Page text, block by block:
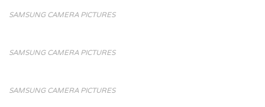
SAMSUNG CAMERA PICTURES
SAMSUNG CAMERA PICTURES
SAMSUNG CAMERA PICTURES